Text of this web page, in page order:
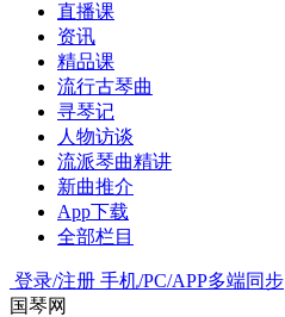
直播课
资讯
精品课
流行古琴曲
寻琴记
人物访谈
流派琴曲精讲
新曲推介
App下载
全部栏目
登录/注册 手机/PC/APP多端同步
国琴网